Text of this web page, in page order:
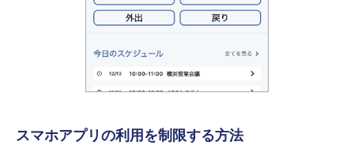
スマホアプリの利用を制限する方法